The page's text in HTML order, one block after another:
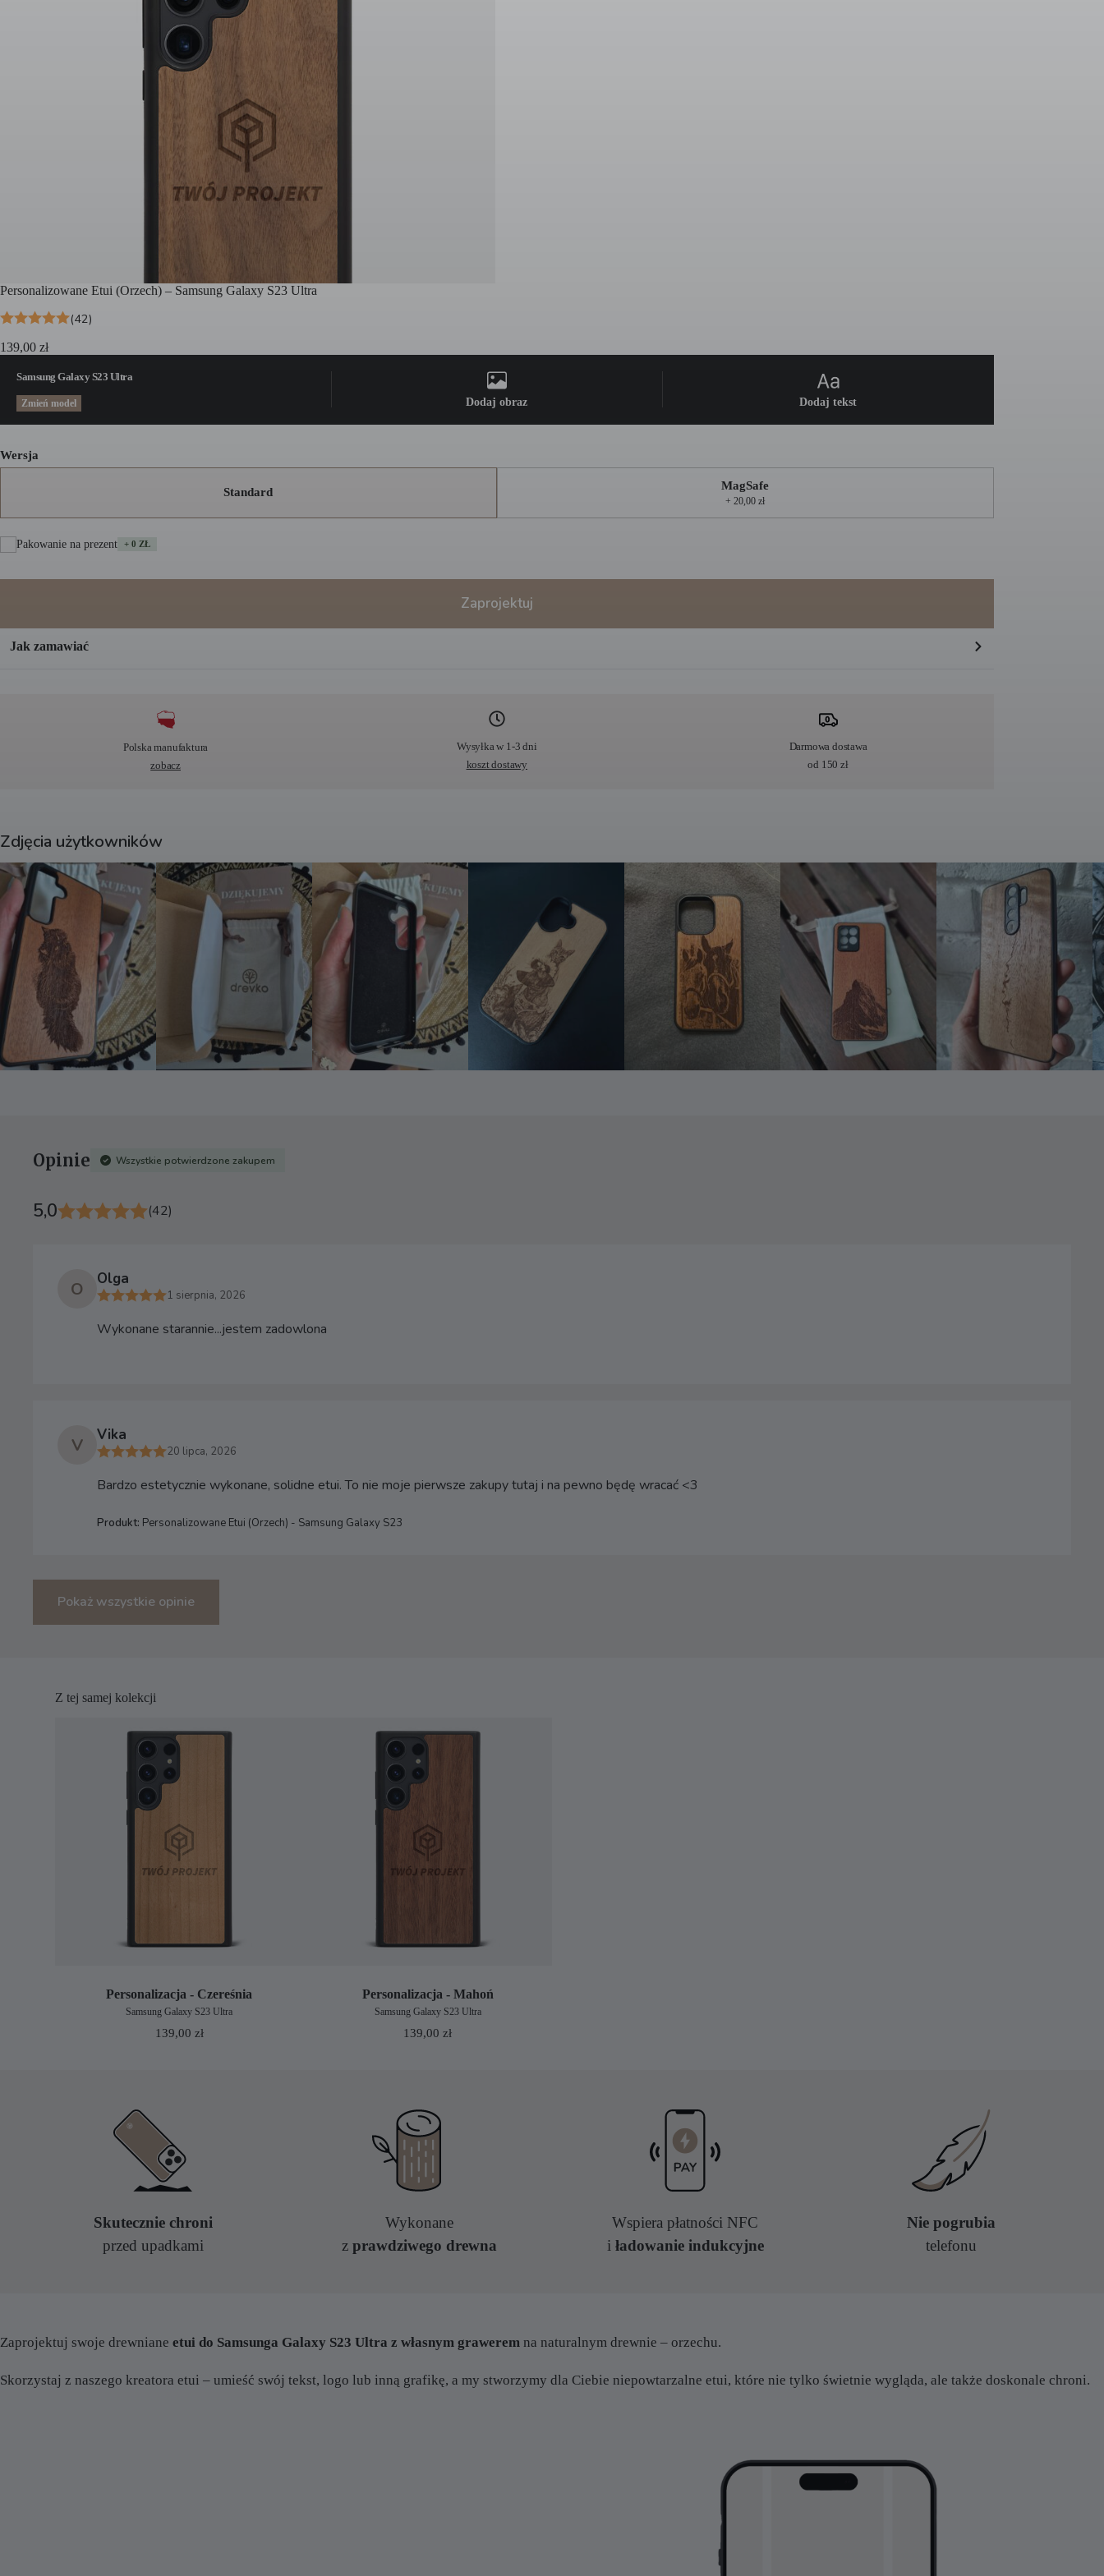
Personalizowane Etui (Orzech) – Samsung Galaxy S23 Ultra
(42)
139,00 zł
Samsung Galaxy S23 Ultra
Zmień model Dodaj obraz Dodaj tekst
Wersja
Standard
MagSafe
+ 20,00 zł
Pakowanie na prezent + 0 ZŁ
Zaprojektuj
Jak zamawiać
Polska manufaktura
zobacz
Wysyłka w 1-3 dni
koszt dostawy
Darmowa dostawa
od 150 zł
Zdjęcia użytkowników
Opinie Wszystkie potwierdzone zakupem
5,0 (42)
O Olga
1 sierpnia, 2026
Wykonane starannie...jestem zadowlona
V Vika
20 lipca, 2026
Bardzo estetycznie wykonane, solidne etui. To nie moje pierwsze zakupy tutaj i na pewno będę wracać <3
Produkt: Personalizowane Etui (Orzech) - Samsung Galaxy S23
Pokaż wszystkie opinie
Z tej samej kolekcji
Personalizacja - Czereśnia
Samsung Galaxy S23 Ultra
139,00 zł
Personalizacja - Mahoń
Samsung Galaxy S23 Ultra
139,00zł
Skutecznie chroni
przed upadkami
Wykonane
z prawdziwego drewna
Wspiera płatności NFC
i ładowanie indukcyjne
Nie pogrubia
telefonu
Zaprojektuj swoje drewniane etui do Samsunga Galaxy S23 Ultra z własnym grawerem na naturalnym drewnie – orzechu.
Skorzystaj z naszego kreatora etui – umieść swój tekst, logo lub inną grafikę, a my stworzymy dla Ciebie niepowtarzalne etui, które nie tylko świetnie wygląda, ale także doskonale chroni.